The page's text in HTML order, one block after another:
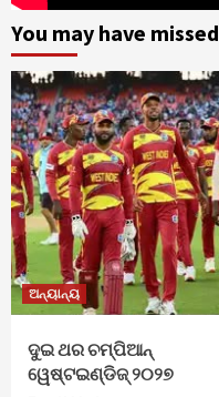
You may have missed
ଅନ୍ୟାନ୍ୟ
ଦୁଇ ଥର ଚମ୍ପିଆନ୍‌
ୱେଷ୍ଟଇଣ୍ଡିଜ୍‌ ୨୦୨୭